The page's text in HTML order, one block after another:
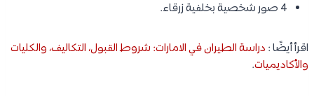
4 صور شخصية بخلفية زرقاء.
اقرأ أيضًا : دراسة الطيران في الامارات: شروط القبول، التكاليف، والكليات
والأكاديميات.